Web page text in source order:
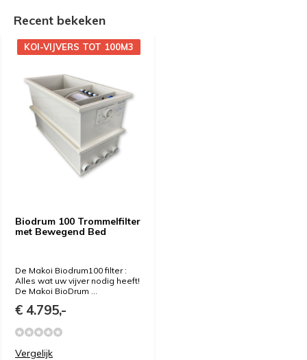
Recent bekeken
Biodrum 100 Trommelfilter
met Bewegend Bed
KOI-VIJVERS TOT 100M3
De Makoi Biodrum100 filter :
Alles wat uw vijver nodig heeft!
De Makoi BioDrum ...
€ 4.795,-
Vergelijk